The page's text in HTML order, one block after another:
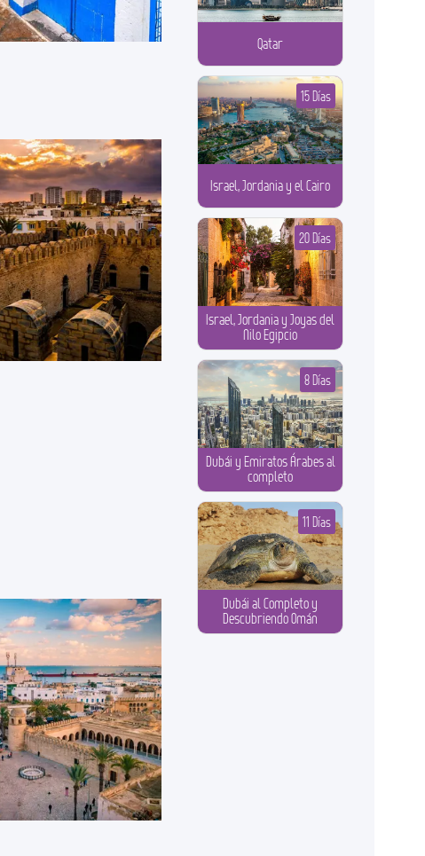
Qatar
Israel, Jordania y el Cairo
15 Días
Israel, Jordania y Joyas del
Nilo Egipcio
20 Días
Dubái y Emiratos Árabes al
completo
8 Días
Dubái al Completo y
Descubriendo Omán
11 Días